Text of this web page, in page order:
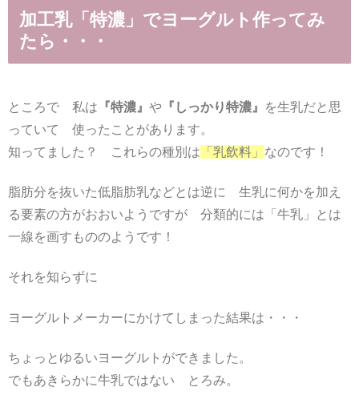
加工乳「特濃」でヨーグルト作ってみ
たら・・・
ところで 私は 『特濃』 や 『しっかり特濃』
を生乳だと思
っていて 使ったことがあります。
知ってました？ これらの種別は 「乳飲料」 なのです！
脂肪分を抜いた低脂肪乳などとは逆に 生乳に何かを加え
る要素の方がおおいようですが 分類的には「牛乳」とは
一線を画すもののようです！
それを知らずに
ヨーグルトメーカーにかけてしまった結果は・・・
ちょっとゆるいヨーグルトができました。
でもあきらかに牛乳ではない とろみ。